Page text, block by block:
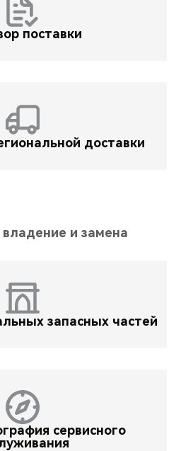
поставки
доставки
и замена
запасных частей
сервисного